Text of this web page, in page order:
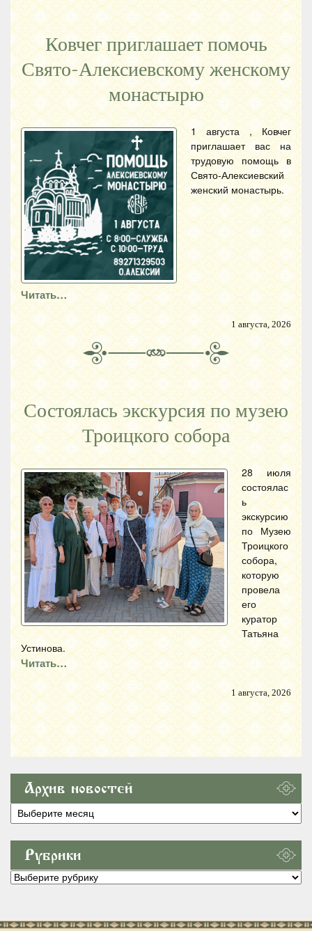
Ковчег приглашает помочь
Свято-Алексиевскому женскому
монастырю
1 августа , Ковчег
приглашает вас на
трудовую помощь в
Свято-Алексиевский
женский монастырь.
Читать…
1 августа, 2026
Состоялась экскурсия по музею
Троицкого собора
28 июля
состоялас
ь
экскурсию
по Музею
Троицкого
собора,
которую
провела
его
куратор
Татьяна
Устинова.
Читать…
1 августа, 2026
Архив новостей
Архив
новостей
Рубрики
Рубрики